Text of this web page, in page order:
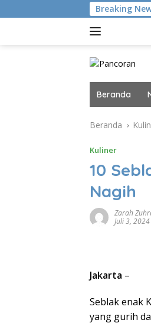
ke
Breaking
Gelar MAIN 2026,
Beranda
Beranda
Kuliner
10
Nagih
Zarah
Juli 3, 2024
Jakarta –
Seblak enak
yang gurih